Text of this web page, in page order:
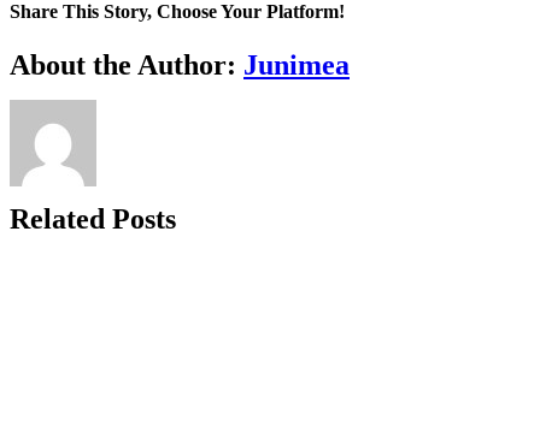
Share This Story, Choose Your Platform!
Facebook
X
Bluesky
Reddit
LinkedIn
WhatsApp
Telegram
Tumblr
Xing
Email
Copy
Link
About the Author: Junimea
Related Posts